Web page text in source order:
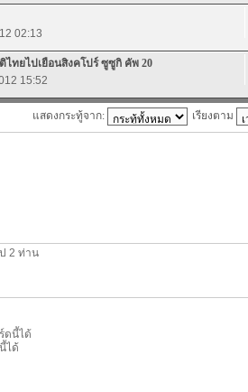
02:13
ทยไปเยือนสิงคโปร์ ซูซูกิ คัพ 20
15:52
แสดงกระทู้จาก: เรียงตาม
2 ท่าน
ดนี้ได้
ได้